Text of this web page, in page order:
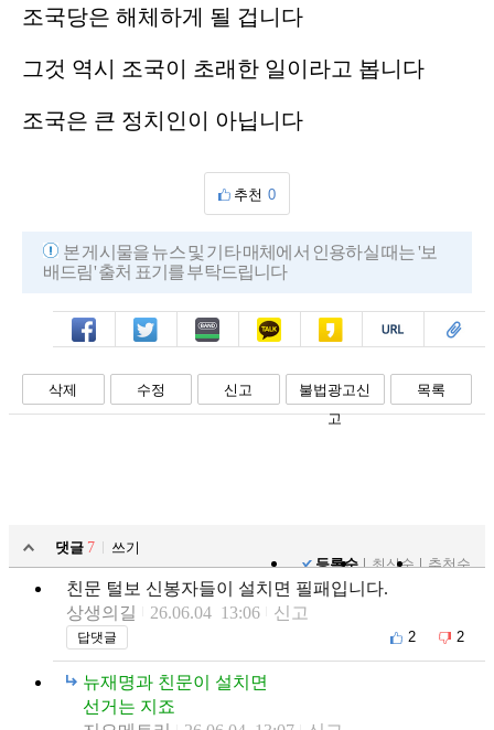
조국당은 해체하게 될 겁니다
그것 역시 조국이 초래한 일이라고 봅니다
조국은 큰 정치인이 아닙니다
추천 0
본 게시물을 뉴스 및 기타 매체에서 인용하실 때는 '보
배드림' 출처 표기를 부탁드립니다
페북 트윗 밴드 카톡 카스 복사 스크랩
삭제 수정 신고
불법광고신
고
목록
댓글 7
쓰기
등록순
최신순 추천순
친문 털보 신봉자들이 설치면 필패입니다.
상생의길
26.06.04 13:06 신고
답댓글 2 2
뉴재명과 친문이 설치면
선거는 지죠